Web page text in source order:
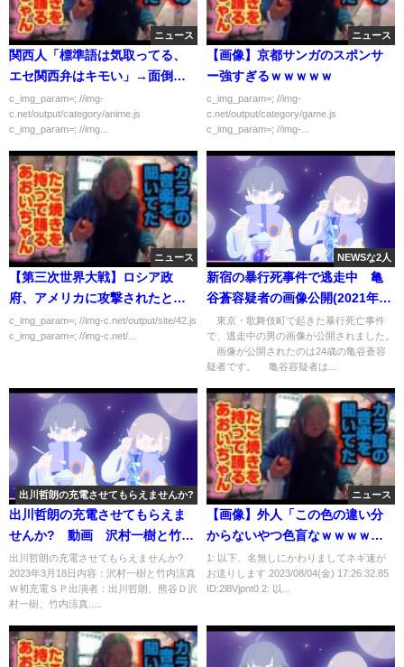
ニュース
関西人「標準語は気取ってる、
エセ関西弁はキモい」→面倒な
人種
c_img_param=; //img-
c.net/output/category/anime.js
c_img_param=; //img...
ニュース
【画像】京都サンガのスポンサ
ー強すぎるｗｗｗｗｗ
c_img_param=; //img-
c.net/output/category/game.js
c_img_param=; //img-...
ニュース
【第三次世界大戦】ロシア政
府、アメリカに攻撃されたと発
表
c_img_param=; //img-c.net/output/site/42.js
c_img_param=; //img-c.net/...
NEWSな2人
新宿の暴行死事件で逃走中 亀
谷蒼容疑者の画像公開(2021年12
月2日)
東京・歌舞伎町で起きた暴行死亡事件
で、逃走中の男の画像が公開されました。
画像が公開されたのは24歳の亀谷蒼容
疑者です。 亀谷容疑者は...
出川哲朗の充電させてもらえませんか?
出川哲朗の充電させてもらえま
せんか? 動画 沢村一樹と竹内
涼真Ｗ初充電ＳＰ 3月18日
出川哲朗の充電させてもらえませんか?
2023年3月18日内容：沢村一樹と竹内涼真
Ｗ初充電ＳＰ出演者：出川哲朗、熊谷Ｄ沢
村一樹、竹内涼真.....
ニュース
【画像】外人「この色の違い分
からないやつ色盲なｗｗｗｗ
ｗ」
1: 以下、名無しにかわりましてネギ速が
お送りします 2023/08/04(金) 17:26:32.85
ID:2l8Vjpnt0 2: 以...